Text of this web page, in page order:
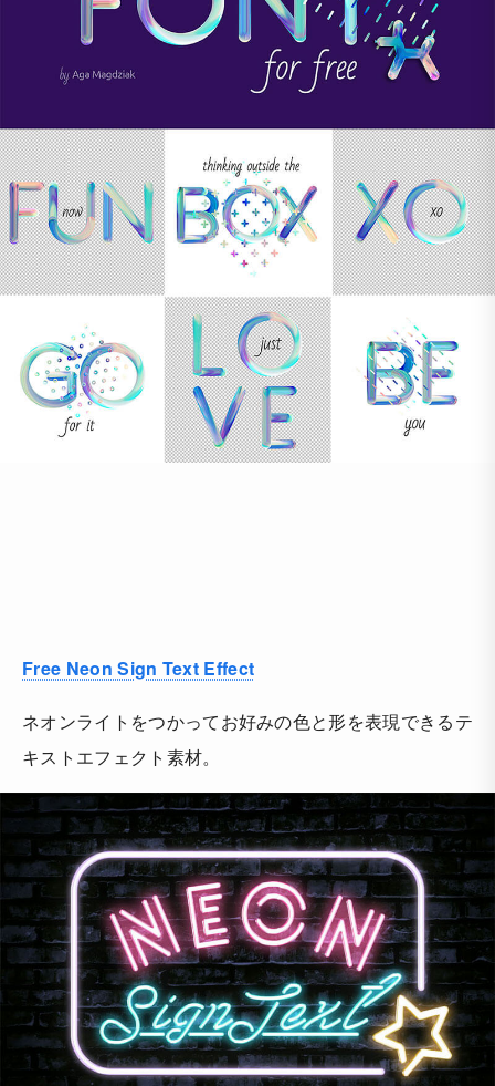
Free Neon Sign Text Effect
ネオンライトをつかってお好みの色と形を表現できるテ
キストエフェクト素材。